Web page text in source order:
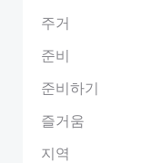
주거
준비
준비하기
즐거움
지역